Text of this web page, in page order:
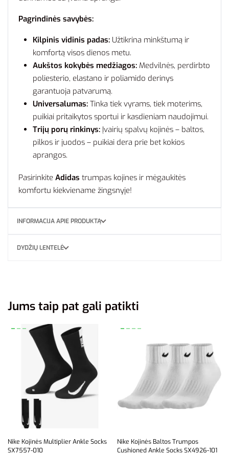
Pagrindinės savybės:
Kilpinis vidinis padas: Užtikrina minkštumą ir
komfortą visos dienos metu.
Aukštos kokybės medžiagos: Medvilnės, perdirbto
poliesterio, elastano ir poliamido derinys
garantuoja patvarumą.
Universalumas: Tinka tiek vyrams, tiek moterims,
puikiai pritaikytos sportui ir kasdieniam naudojimui.
Trijų porų rinkinys: Įvairių spalvų kojinės – baltos,
pilkos ir juodos – puikiai dera prie bet kokios
aprangos.
Pasirinkite Adidas trumpas kojines ir mėgaukitės
komfortu kiekviename žingsnyje!
INFORMACIJA APIE PRODUKTĄ
DYDŽIŲ LENTELĖ
Jums taip pat gali patikti
Nike Kojinės Multiplier Ankle Socks
SX7557-010
Nike Kojinės Baltos Trumpos
Cushioned Ankle Socks SX4926-101